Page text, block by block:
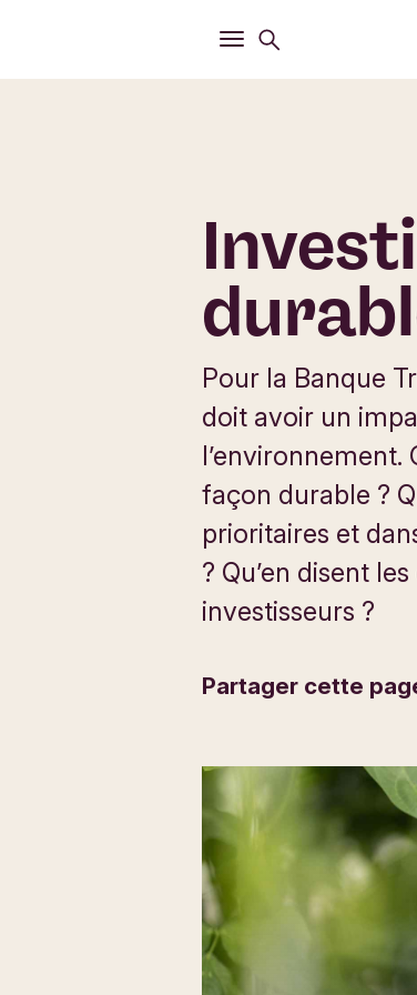
Ouvrir
Menu principal
Pour la Banque
doit avoir un
façon durable ?
prioritaires et
? Qu’en disent
investisseurs ?
Partager cette